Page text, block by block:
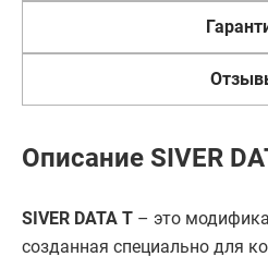
Описание SIVER
SIVER DATA T – это
созданная специально для